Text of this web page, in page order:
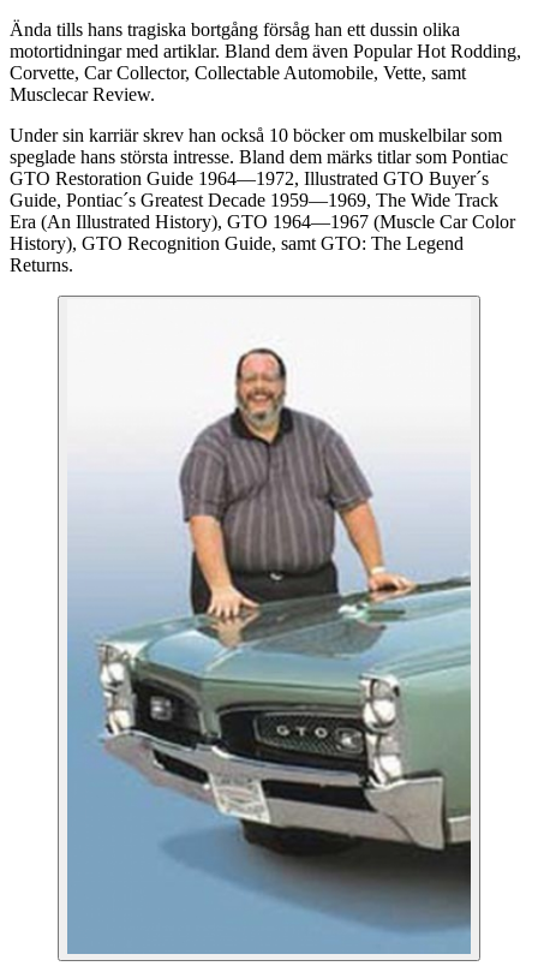
Ända tills hans tragiska bortgång försåg han ett dussin olika
motortidningar med artiklar. Bland dem även Popular Hot Rodding,
Corvette, Car Collector, Collectable Automobile, Vette, samt
Musclecar Review.
Under sin karriär skrev han också 10 böcker om muskelbilar som
speglade hans största intresse. Bland dem märks titlar som Pontiac
GTO Restoration Guide 1964—1972, Illustrated GTO Buyer´s
Guide, Pontiac´s Greatest Decade 1959—1969, The Wide Track
Era (An Illustrated History), GTO 1964—1967 (Muscle Car Color
History), GTO Recognition Guide, samt GTO: The Legend
Returns.